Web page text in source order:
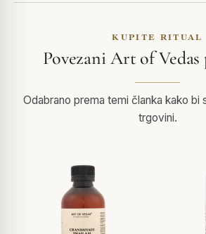
KUPITE RITUAL
Povezani Art of
Odabrano prema temi članka kako bi
trgovini.